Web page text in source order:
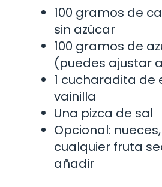
100 gramos de
sin azúcar
100 gramos de
(puedes ajustar
1 cucharadita de
vainilla
Una pizca de sal
Opcional:
cualquier fruta
añadir